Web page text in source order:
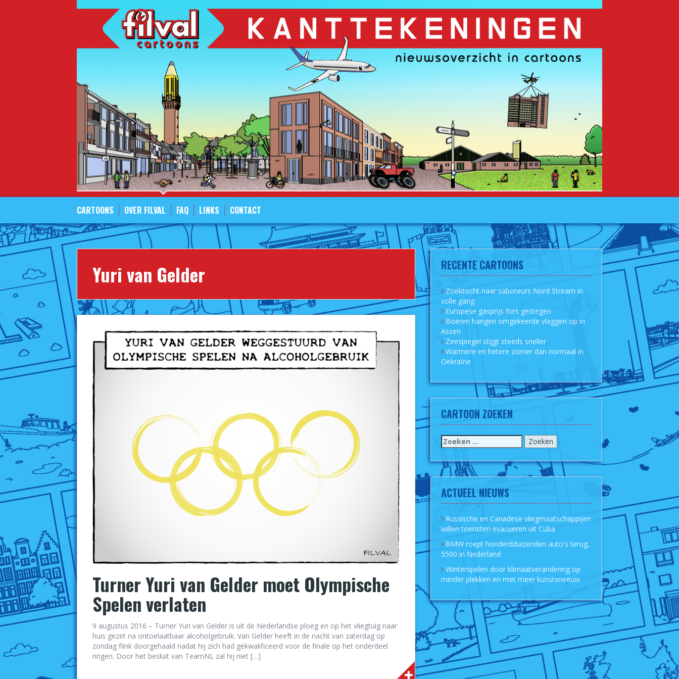
CARTOONS OVER FILVAL FAQ LINKS CONTACT
Yuri van Gelder
Turner Yuri van Gelder moet Olympische
Spelen verlaten
9 augustus 2016 – Turner Yuri van Gelder is uit de Nederlandse ploeg en op het vliegtuig naar
huis gezet na ontoelaatbaar alcoholgebruik. Van Gelder heeft in de nacht van zaterdag op
zondag flink doorgehaald nadat hij zich had gekwalificeerd voor de finale op het onderdeel
ringen. Door het besluit van TeamNL zal hij niet […]
RECENTE CARTOONS
Zoektocht naar saboteurs Nord Stream in
volle gang
Europese gasprijs fors gestegen
Boeren hangen omgekeerde vlaggen op in
Assen
Zeespiegel stijgt steeds sneller
Warmere en hetere zomer dan normaal in
Oekraïne
CARTOON ZOEKEN
Zoeken
naar:
ACTUEEL NIEUWS
Russische en Canadese vliegmaatschappijen
willen toeristen evacueren uit Cuba
BMW roept honderdduizenden auto's terug,
5500 in Nederland
Winterspelen door klimaatverandering op
minder plekken en met meer kunstsneeuw